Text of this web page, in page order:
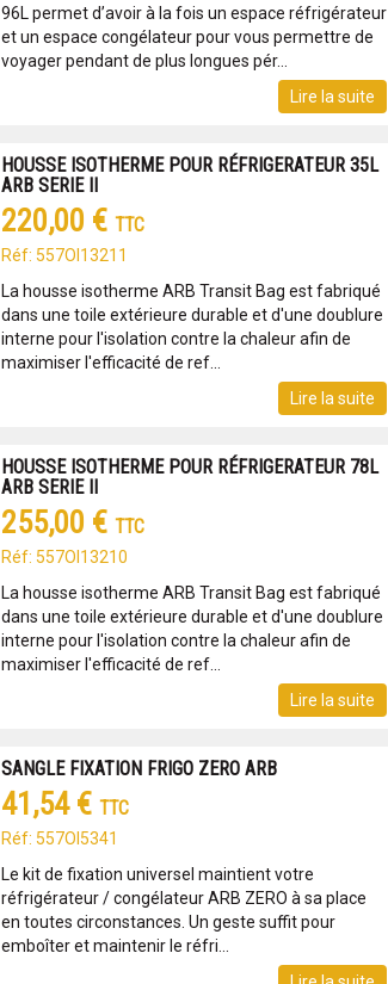
96L permet d’avoir à la fois un espace réfrigérateur
et un espace congélateur pour vous permettre de
voyager pendant de plus longues pér...
Lire la suite
HOUSSE ISOTHERME POUR RÉFRIGERATEUR 35L
ARB SERIE II
220,00 € TTC
Réf: 557OI13211
La housse isotherme ARB Transit Bag est fabriqué
dans une toile extérieure durable et d'une doublure
interne pour l'isolation contre la chaleur afin de
maximiser l'efficacité de ref...
Lire la suite
HOUSSE ISOTHERME POUR RÉFRIGERATEUR 78L
ARB SERIE II
255,00 € TTC
Réf: 557OI13210
La housse isotherme ARB Transit Bag est fabriqué
dans une toile extérieure durable et d'une doublure
interne pour l'isolation contre la chaleur afin de
maximiser l'efficacité de ref...
Lire la suite
SANGLE FIXATION FRIGO ZERO ARB
41,54 € TTC
Réf: 557OI5341
Le kit de fixation universel maintient votre
réfrigérateur / congélateur ARB ZERO à sa place
en toutes circonstances. Un geste suffit pour
emboîter et maintenir le réfri...